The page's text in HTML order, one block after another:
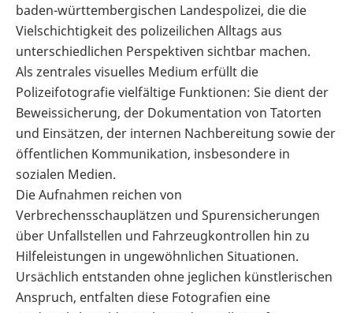
baden-württembergischen Landespolizei, die die
Vielschichtigkeit des polizeilichen Alltags aus
unterschiedlichen Perspektiven sichtbar machen.
Als zentrales visuelles Medium erfüllt die
Polizeifotografie vielfältige Funktionen: Sie dient der
Beweissicherung, der Dokumentation von Tatorten
und Einsätzen, der internen Nachbereitung sowie der
öffentlichen Kommunikation, insbesondere in
sozialen Medien.
Die Aufnahmen reichen von
Verbrechensschauplätzen und Spurensicherungen
über Unfallstellen und Fahrzeugkontrollen hin zu
Hilfeleistungen in ungewöhnlichen Situationen.
Ursächlich entstanden ohne jeglichen künstlerischen
Anspruch, entfalten diese Fotografien eine